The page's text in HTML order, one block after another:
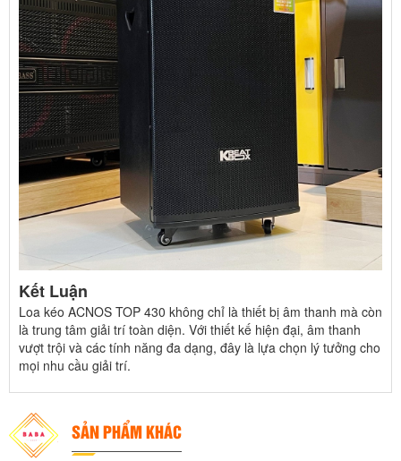
Kết Luận
Loa kéo ACNOS TOP 430 không chỉ là thiết bị âm thanh mà còn
là trung tâm giải trí toàn diện. Với thiết kế hiện đại, âm thanh
vượt trội và các tính năng đa dạng, đây là lựa chọn lý tưởng cho
mọi nhu cầu giải trí.
SẢN PHẨM KHÁC